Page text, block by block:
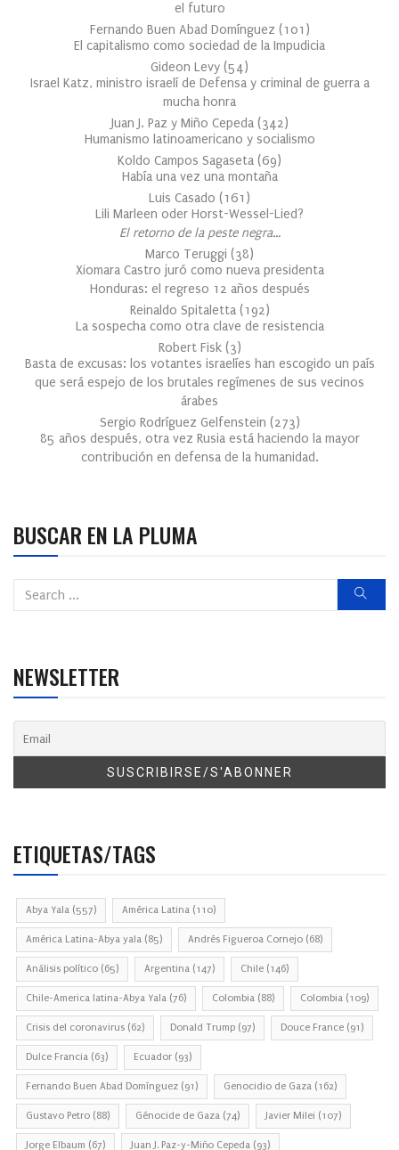
el futuro
Fernando Buen Abad Domínguez (101 )
El capitalismo como sociedad de la Impudicia
Gideon Levy (54)
Israel Katz, ministro israelí de Defensa y criminal de guerra a
mucha honra
Juan J. Paz y Miño Cepeda (342)
Humanismo latinoamericano y socialismo
Koldo Campos Sagaseta (69)
Había una vez una montaña
Luis Casado (161 )
Lili Marleen oder Horst-Wessel-Lied?
El retorno de la peste negra…
Marco Teruggi (38)
Xiomara Castro juró como nueva presidenta
Honduras: el regreso 12 años después
Reinaldo Spitaletta (192)
La sospecha como otra clave de resistencia
Robert Fisk (3)
Basta de excusas: los votantes israelíes han escogido un país
que será espejo de los brutales regímenes de sus vecinos
árabes
Sergio Rodríguez Gelfenstein (273)
85 años después, otra vez Rusia está haciendo la mayor
contribución en defensa de la humanidad.
BUSCAR EN LA PLUMA
NEWSLETTER
ETIQUETAS/TAGS
Abya Yala (557) América Latina (110)
América Latina-Abya yala (85) Andrés Figueroa Cornejo (68)
Análisis político (65) Argentina (147) Chile (146)
Chile-America latina-Abya Yala (76) Colombia (88) Colombia (109)
Crisis del coronavirus (62) Donald Trump (97) Douce France (91)
Dulce Francia (63) Ecuador (93)
Fernando Buen Abad Domínguez (91) Genocidio de Gaza (162)
Gustavo Petro (88) Génocide de Gaza (74) Javier Milei (107)
Jorge Elbaum (67) Juan J. Paz-y-Miño Cepeda (93)